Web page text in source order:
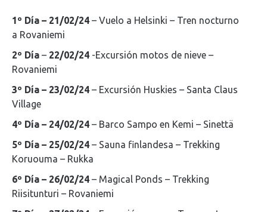
1º Día – 21/02/24 – Vuelo a Helsinki – Tren nocturno
a Rovaniemi
2º Día – 22/02/24 -Excursión motos de nieve –
Rovaniemi
3º Día – 23/02/24 – Excursión Huskies – Santa Claus
Village
4º Día – 24/02/24 – Barco Sampo en Kemi – Sinettä
5º Día – 25/02/24 – Sauna finlandesa – Trekking
Koruouma – Rukka
6º Día – 26/02/24 – Magical Ponds – Trekking
Riisitunturi – Rovaniemi